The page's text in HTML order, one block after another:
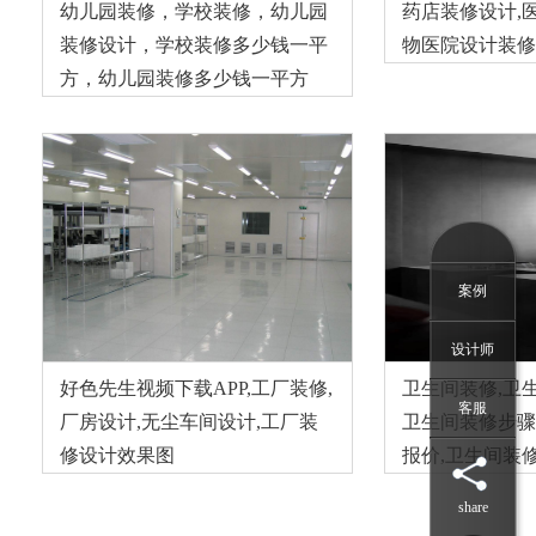
幼儿园装修，学校装修，幼儿园
装修设计，学校装修多少钱一平
方，幼儿园装修多少钱一平方
药店装修设计,
物医院设计装
好色先生视频下载APP,工厂装修,
厂房设计,无尘车间设计,工厂装
修设计效果图
卫生间装修,卫
卫生间装修步
报价,卫生间装
案例
设计师
客服
share